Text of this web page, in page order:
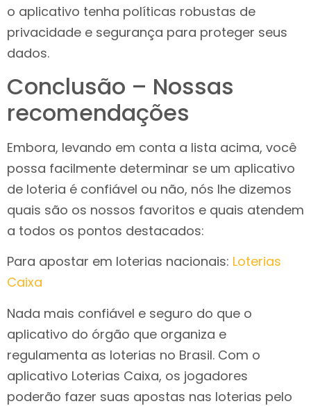
o aplicativo tenha políticas robustas de
privacidade e segurança para proteger seus
dados.
Conclusão – Nossas
recomendações
Embora, levando em conta a lista acima, você
possa facilmente determinar se um aplicativo
de loteria é confiável ou não, nós lhe dizemos
quais são os nossos favoritos e quais atendem
a todos os pontos destacados:
Para apostar em loterias nacionais: Loterias
Caixa
Nada mais confiável e seguro do que o
aplicativo do órgão que organiza e
regulamenta as loterias no Brasil. Com o
aplicativo Loterias Caixa, os jogadores
poderão fazer suas apostas nas loterias pelo